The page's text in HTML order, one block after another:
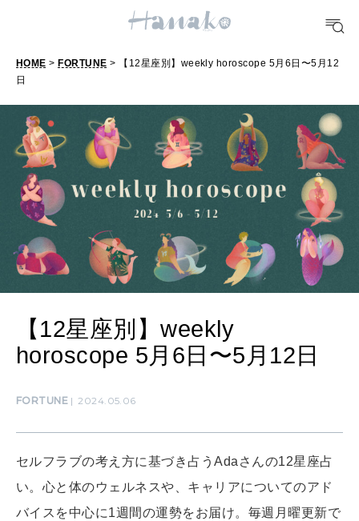
おいしい
TRAVEL
どこ行く？
FORTUNE
[12星座別] Weekly Holoscope
女神まり愛のタロットメッセージ
HEALTH
MAMA
ママもいろいろ
HOME > FORTUNE > 【12星座別】weekly horoscope 5月6日〜5月12
日
【12星座別】weekly
horoscope 5月6日〜5月12日
FORTUNE 2024.05.06
セルフラブの考え方に基づき占うAdaさんの12星座占
い。心と体のウェルネスや、キャリアについてのアド
バイスを中心に1週間の運勢をお届け。毎週月曜更新で